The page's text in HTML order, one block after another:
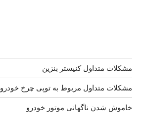
مشکلات متداول کنیستر بنزین
مشکلات متداول مربوط به توپی چرخ خودرو
خاموش شدن ناگهانی موتور خودرو